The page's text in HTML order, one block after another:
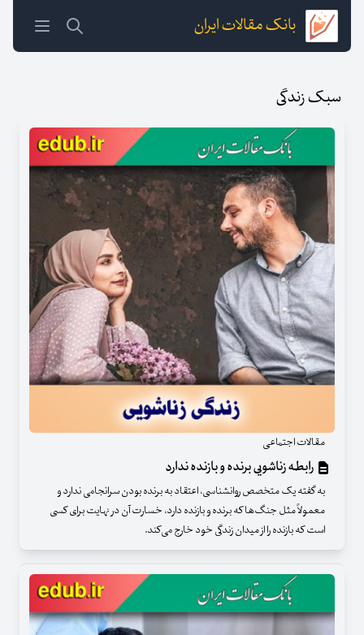
بانک مقالات ایران
سبک زندگی
مقالات اجتماعی
رابطه زناشویی برنده و بازنده ندارد
به گفته یک متخصص روانشناسی، اعتقاد به برنده بودن سرانجامی ندارد و
معمولاً مثل جنگ‌ها که برنده و بازنده دارد، خسارت آن در نهایت برای کسی
است که بازنده را از میدان زندگی خود خارج می‌کند.